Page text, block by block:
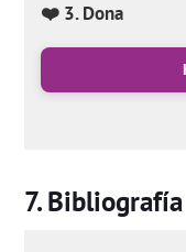
❤️ 3. Dona
Bibliografía